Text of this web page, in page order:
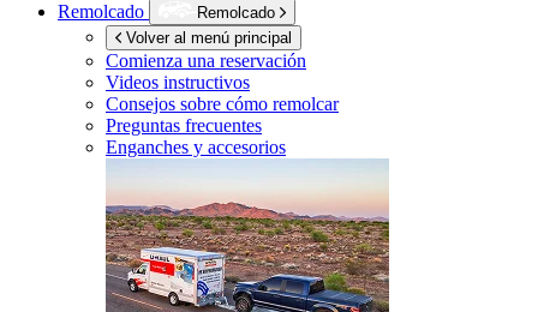
Remolcado
Remolcado
Volver al menú principal
Comienza una reservación
Videos instructivos
Consejos sobre cómo remolcar
Preguntas frecuentes
Enganches y accesorios